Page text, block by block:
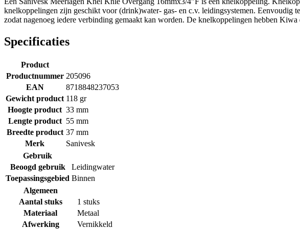
knelkoppelingen zijn geschikt voor (drink)water- gas- en c.v. leidingsystemen. Eenvoudig
zodat nagenoeg iedere verbinding gemaakt kan worden. De knelkoppelingen hebben Kiwa
Specificaties
Product
Productnummer 205096
EAN
8718848237053
Gewicht product 118 gr
Hoogte product 33 mm
Lengte product 55 mm
Breedte product 37 mm
Merk
Sanivesk
Gebruik
Beoogd gebruik
Leidingwater
Toepassingsgebied Binnen
Algemeen
Aantal stuks
1 stuks
Materiaal
Metaal
Afwerking
Vernikkeld